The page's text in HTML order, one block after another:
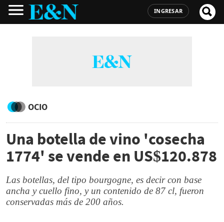
INGRESAR
OCIO
Una botella de vino 'cosecha
1774' se vende en US$120.878
Las botellas, del tipo bourgogne, es decir con base
ancha y cuello fino, y un contenido de 87 cl, fueron
conservadas más de 200 años.